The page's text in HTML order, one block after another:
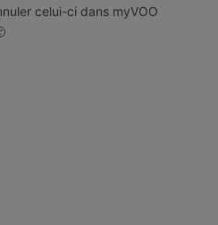
celui-ci dans myVOO